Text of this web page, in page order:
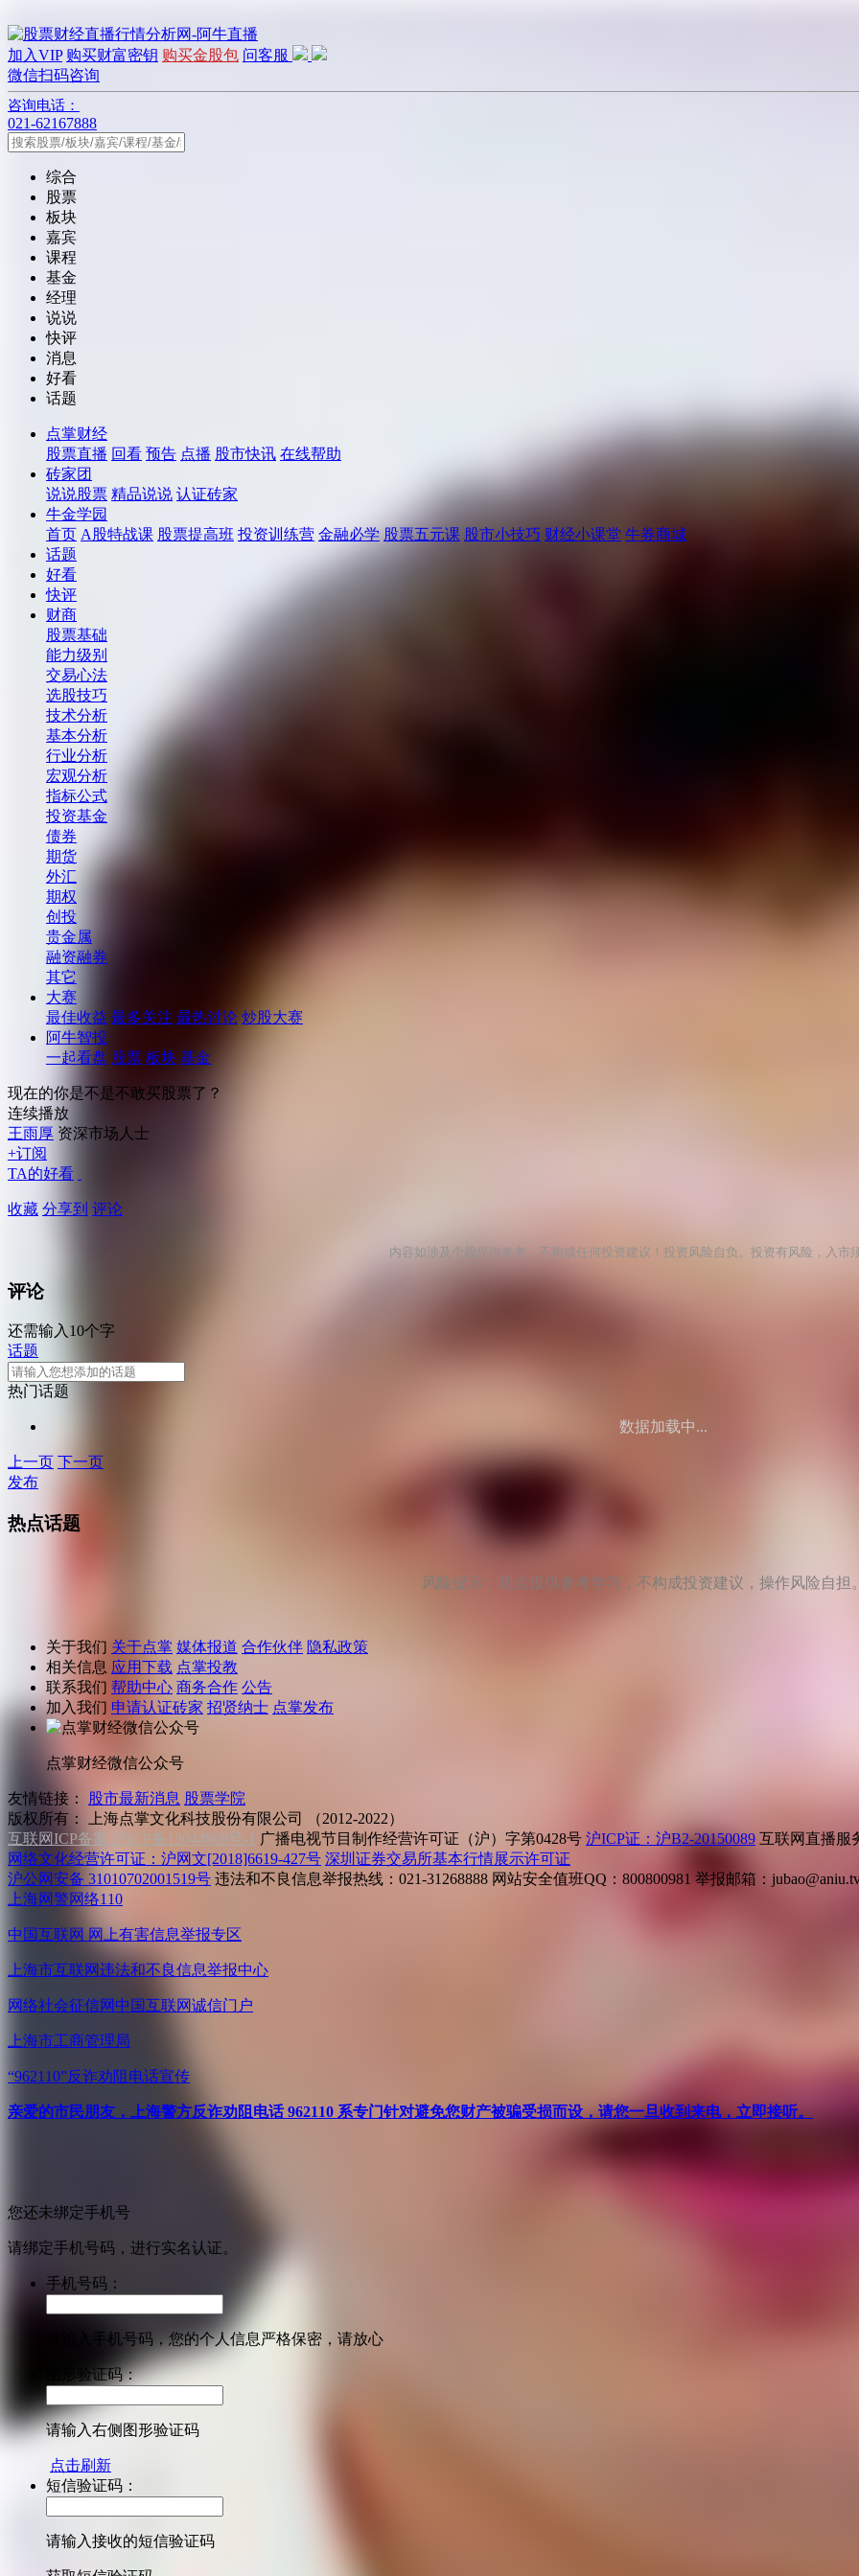
加入VIP 购买财富密钥 购买金股包 问客服
微信扫码咨询
咨询电话：
021-62167888
综合
股票
板块
嘉宾
课程
基金
经理
说说
快评
消息
好看
话题
点掌财经
股票直播 回看 预告 点播 股市快讯 在线帮助
砖家团
说说股票 精品说说 认证砖家
牛金学园
首页 A股特战课 股票提高班 投资训练营 金融必学 股票五元课 股市小技巧 财经小课堂 牛券商城
话题
好看
快评
财商
股票基础
能力级别
交易心法
选股技巧
技术分析
基本分析
行业分析
宏观分析
指标公式
投资基金
债券
期货
外汇
期权
创投
贵金属
融资融券
其它
大赛
最佳收益 最多关注 最热讨论 炒股大赛
阿牛智投
一起看盘 股票 板块 基金
现在的你是不是不敢买股票了？
连续播放
王雨厚 资深市场人士
+订阅
TA的好看
收藏 分享到 评论
内容如涉及个股仅供参考，不构成任何投资建议！投资风险自负。投资有风险，入市
评论
还需输入10个字
话题
热门话题
数据加载中...
上一页 下一页
发布
热点话题
风险提示：观点仅供参考学习，不构成投资建议，操作风险自担
关于我们 关于点掌 媒体报道 合作伙伴 隐私政策
相关信息 应用下载 点掌投教
联系我们 帮助中心 商务合作 公告
加入我们 申请认证砖家 招贤纳士 点掌发布
点掌财经微信公众号
友情链接： 股市最新消息 股票学院
版权所有：
上海点掌文化科技股份有限公司 （2012-2022）
互联网ICP备案 沪ICP备13044908号-1 广播电视节目制作经营许可证（沪）字第0428号 沪ICP证：沪B2-20150089 互联网直播服
网络文化经营许可证：沪网文[2018]6619-427号 深圳证券交易所基本行情展示许可证
沪公网安备 31010702001519号 违法和不良信息举报热线：021-31268888 网站安全值班QQ：800800981 举报邮箱：
上海网警网络110
中国互联网 网上有害信息举报专区
上海市互联网违法和不良信息举报中心
网络社会征信网 中国互联网诚信门户
上海市工商管理局
“962110”反诈劝阻电话宣传
亲爱的市民朋友，上海警方反诈劝阻电话 962110 系专门针对避免您财产被骗受损而设，请您一旦收到来电，立即接听。
您还未绑定手机号
请绑定手机号码，进行实名认证。
手机号码：
请输入手机号码，您的个人信息严格保密，请放心
图形验证码：
请输入右侧图形验证码
点击刷新
短信验证码：
请输入接收的短信验证码